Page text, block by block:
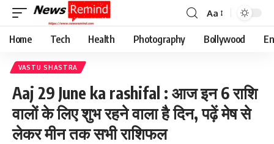
Font
Resizer
Aa
Home Tech Health Photography Bollywood
VASTU SHASTRA
Aaj 29 June ka rashifal : आज इन 6 राशि
वालों के लिए शुभ रहने वाला है दिन, पढ़ें मेष से
लेकर मीन तक सभी राशिफल